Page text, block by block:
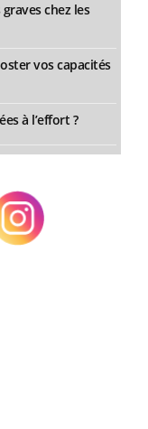
chez les
vos capacités
à l’effort ?